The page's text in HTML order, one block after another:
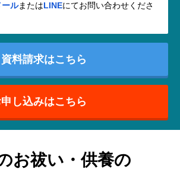
ールまたはLINEにてお問い合わせくださ
料請求はこちら
し込みはこちら
お祓い・供養の